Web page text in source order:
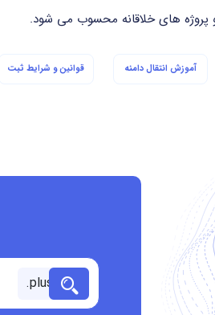
های خلاقانه محسوب می شود.
آموزش انتقال دامنه قوانین و شرایط ثبت